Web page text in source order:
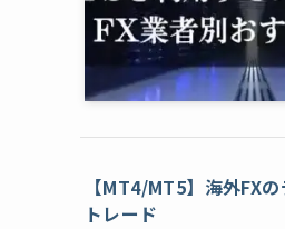
【MT4/MT5】海外FX
トレード